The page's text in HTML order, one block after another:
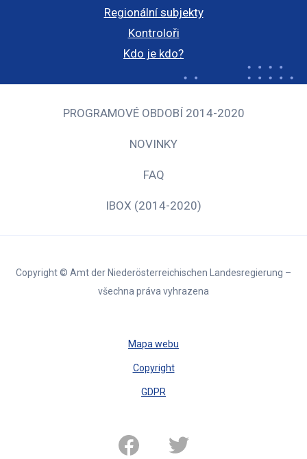
Regionální subjekty
Kontroloři
Kdo je kdo?
PROGRAMOVÉ OBDOBÍ 2014-2020
NOVINKY
FAQ
IBOX (2014-2020)
Copyright © Amt der Niederösterreichischen Landesregierung –
všechna práva vyhrazena
Mapa webu
Copyright
GDPR